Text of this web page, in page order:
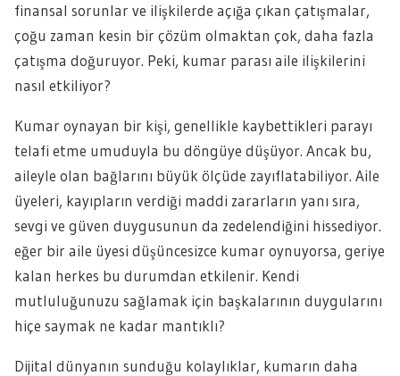
finansal sorunlar ve ilişkilerde açığa çıkan çatışmalar,
çoğu zaman kesin bir çözüm olmaktan çok, daha fazla
çatışma doğuruyor. Peki, kumar parası aile ilişkilerini
nasıl etkiliyor?
Kumar oynayan bir kişi, genellikle kaybettikleri parayı
telafi etme umuduyla bu döngüye düşüyor. Ancak bu,
aileyle olan bağlarını büyük ölçüde zayıflatabiliyor. Aile
üyeleri, kayıpların verdiği maddi zararların yanı sıra,
sevgi ve güven duygusunun da zedelendiğini hissediyor.
eğer bir aile üyesi düşüncesizce kumar oynuyorsa, geriye
kalan herkes bu durumdan etkilenir. Kendi
mutluluğunuzu sağlamak için başkalarının duygularını
hiçe saymak ne kadar mantıklı?
Dijital dünyanın sunduğu kolaylıklar, kumarın daha